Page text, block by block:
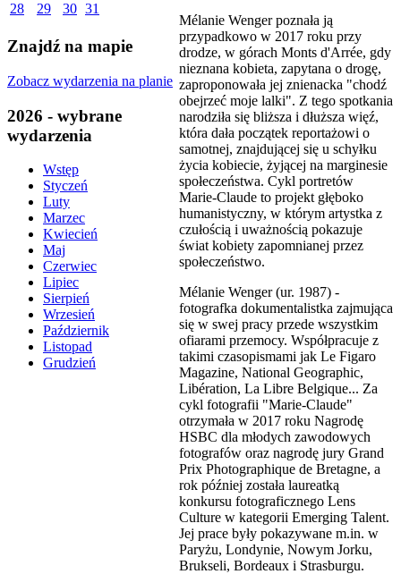
28
29 30 31
Znajdź na mapie
Zobacz wydarzenia na planie
2026 - wybrane
wydarzenia
Wstęp
Styczeń
Luty
Marzec
Kwiecień
Maj
Czerwiec
Lipiec
Sierpień
Wrzesień
Październik
Listopad
Grudzień
Mélanie Wenger poznała ją
przypadkowo w 2017 roku przy
drodze, w górach Monts d'Arrée, gdy
nieznana kobieta, zapytana o drogę,
zaproponowała jej znienacka "chodź
obejrzeć moje lalki". Z tego spotkania
narodziła się bliższa i dłuższa więź,
która dała początek reportażowi o
samotnej, znajdującej się u schyłku
życia kobiecie, żyjącej na marginesie
społeczeństwa. Cykl portretów
Marie-Claude to projekt głęboko
humanistyczny, w którym artystka z
czułością i uważnością pokazuje
świat kobiety zapomnianej przez
społeczeństwo.
Mélanie Wenger (ur. 1987) -
fotografka dokumentalistka zajmująca
się w swej pracy przede wszystkim
ofiarami przemocy. Współpracuje z
takimi czasopismami jak Le Figaro
Magazine, National Geographic,
Libération, La Libre Belgique... Za
cykl fotografii "Marie-Claude"
otrzymała w 2017 roku Nagrodę
HSBC dla młodych zawodowych
fotografów oraz nagrodę jury Grand
Prix Photographique de Bretagne, a
rok później została laureatką
konkursu fotograficznego Lens
Culture w kategorii Emerging Talent.
Jej prace były pokazywane m.in. w
Paryżu, Londynie, Nowym Jorku,
Brukseli, Bordeaux i Strasburgu.